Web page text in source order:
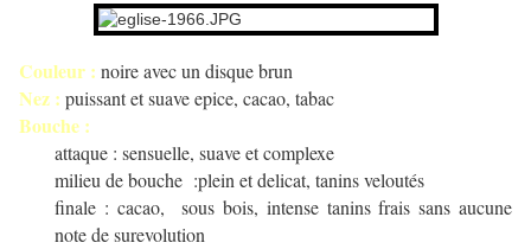
Couleur : noire avec un disque brun
Nez : puissant et suave epice, cacao, tabac
Bouche :
attaque : sensuelle, suave et complexe
milieu de bouche :plein et delicat, tanins veloutés
finale : cacao, sous bois, intense tanins frais sans aucune
note de surevolution